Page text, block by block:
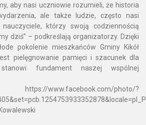
aby nasi uczniowie rozumieli, że historia
ale także ludzie, często nasi
którzy swoją codziennością
dziś” – podkreślają organizatorzy. Dzięki
pokolenie mieszkańców Gminy Kikół
pielęgnowanie pamięci i szacunek dla
fundament naszej wspólnej
photo/?